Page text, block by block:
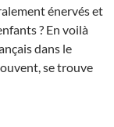
énervés et
? En voilà
dans le
se trouve